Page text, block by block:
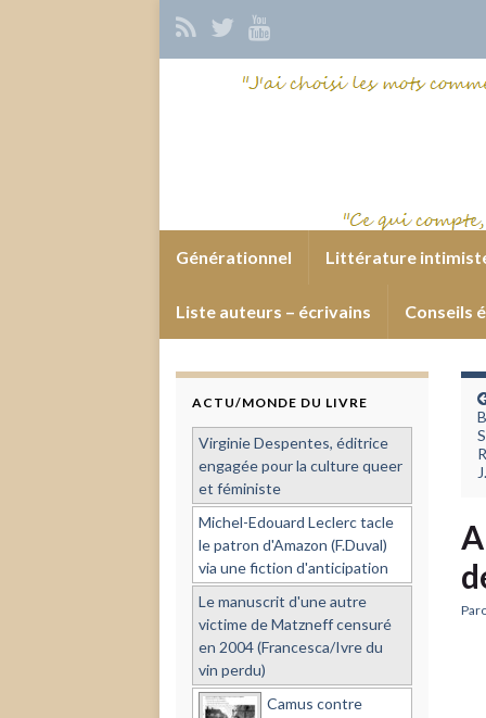
Générationnel Littérature
Liste auteurs – écrivains Conseils
ACTU/MONDE DU LIVRE
Virginie Despentes, éditrice
engagée pour la culture queer
et féministe
Michel-Edouard Leclerc tacle
le patron d'Amazon (F.Duval)
via une fiction d'anticipation
Le manuscrit d'une autre
victime de Matzneff censuré
en 2004 (Francesca/Ivre du
vin perdu)
Camus contre